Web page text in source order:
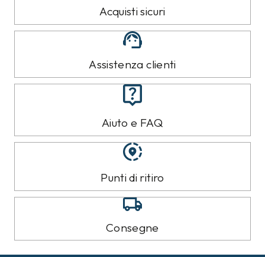
Acquisti sicuri
Assistenza clienti
Aiuto e FAQ
Punti di ritiro
Consegne